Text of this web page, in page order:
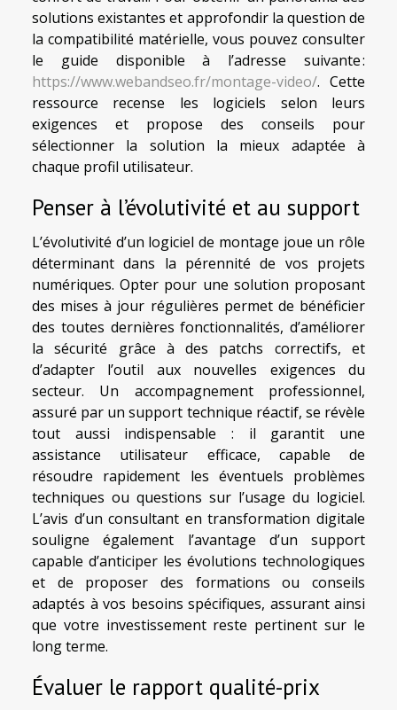
solutions existantes et approfondir la question de
la compatibilité matérielle, vous pouvez consulter
le guide disponible à l’adresse suivante :
https://www.webandseo.fr/montage-video/. Cette
ressource recense les logiciels selon leurs
exigences et propose des conseils pour
sélectionner la solution la mieux adaptée à
chaque profil utilisateur.
Penser à l’évolutivité et au support
L’évolutivité d’un logiciel de montage joue un rôle
déterminant dans la pérennité de vos projets
numériques. Opter pour une solution proposant
des mises à jour régulières permet de bénéficier
des toutes dernières fonctionnalités, d’améliorer
la sécurité grâce à des patchs correctifs, et
d’adapter l’outil aux nouvelles exigences du
secteur. Un accompagnement professionnel,
assuré par un support technique réactif, se révèle
tout aussi indispensable : il garantit une
assistance utilisateur efficace, capable de
résoudre rapidement les éventuels problèmes
techniques ou questions sur l’usage du logiciel.
L’avis d’un consultant en transformation digitale
souligne également l’avantage d’un support
capable d’anticiper les évolutions technologiques
et de proposer des formations ou conseils
adaptés à vos besoins spécifiques, assurant ainsi
que votre investissement reste pertinent sur le
long terme.
Évaluer le rapport qualité-prix